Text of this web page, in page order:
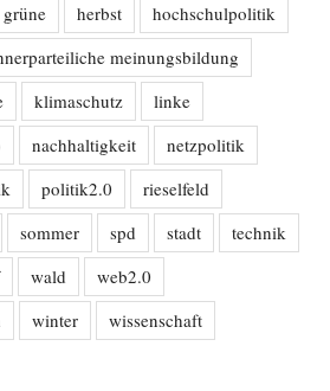
grüne herbst
hochschulpolitik
meinungsbildung
klimaschutz
linke
nachhaltigkeit
netzpolitik
politik2.0
rieselfeld
sommer spd stadt
technik
wald
web2.0
winter wissenschaft